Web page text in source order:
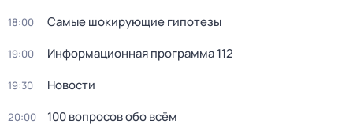
18:00 Самые шoкиpующие гипотезы
19:00 Информационная программа 112
19:30 Новости
20:00 100 вопросов обо всём